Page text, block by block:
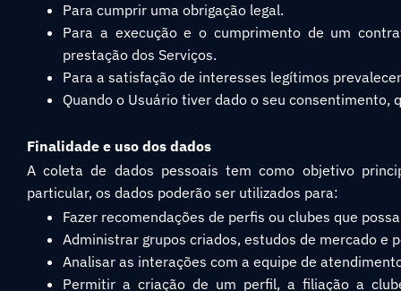
Para cumprir uma obrigação legal.
Para a execução e o cumprimento de um
prestação dos Serviços.
Para a satisfação de interesses legítimos
Quando o Usuário tiver dado o seu consentimento,
Finalidade e uso dos dados
A coleta de dados pessoais tem como objetivo
particular, os dados poderão ser utilizados para:
Fazer recomendações de perfis ou clubes que
Administrar grupos criados, estudos de mercado e
Analisar as interações com a equipe de
Permitir a criação de um perfil, a filiação a